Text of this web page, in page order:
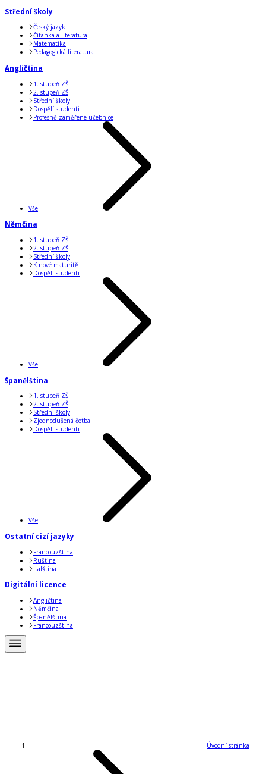
Střední školy
Český jazyk
Čítanka a literatura
Matematika
Pedagogická literatura
Angličtina
1. stupeň ZŠ
2. stupeň ZŠ
Střední školy
Dospělí studenti
Profesně zaměřené učebnice
Vše
Němčina
1. stupeň ZŠ
2. stupeň ZŠ
Střední školy
K nové maturitě
Dospělí studenti
Vše
Španělština
1. stupeň ZŠ
2. stupeň ZŠ
Střední školy
Zjednodušená četba
Dospělí studenti
Vše
Ostatní cizí jazyky
Francouzština
Ruština
Italština
Digitální licence
Angličtina
Němčina
Španělština
Francouzština
Úvodní stránka